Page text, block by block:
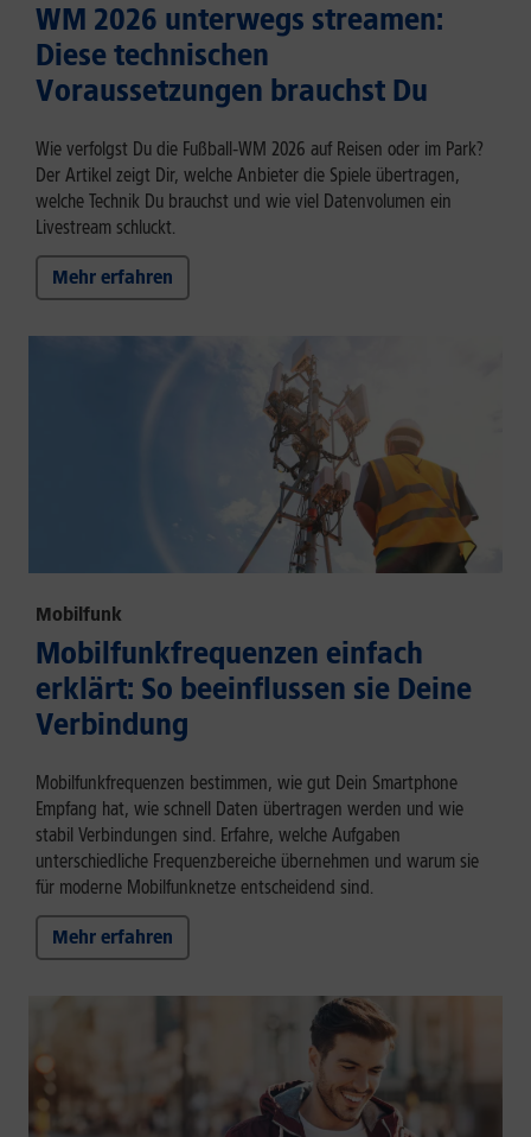
WM 2026 unterwegs streamen:
Diese technischen
Voraussetzungen brauchst Du
Wie verfolgst Du die Fußball‑WM 2026 auf Reisen oder im Park?
Der Artikel zeigt Dir, welche Anbieter die Spiele übertragen,
welche Technik Du brauchst und wie viel Datenvolumen ein
Livestream schluckt.
Mehr erfahren
Mobilfunk
Mobilfunkfrequenzen einfach
erklärt: So beeinflussen sie Deine
Verbindung
Mobilfunkfrequenzen bestimmen, wie gut Dein Smartphone
Empfang hat, wie schnell Daten übertragen werden und wie
stabil Verbindungen sind. Erfahre, welche Aufgaben
unterschiedliche Frequenzbereiche übernehmen und warum sie
für moderne Mobilfunknetze entscheidend sind.
Mehr erfahren